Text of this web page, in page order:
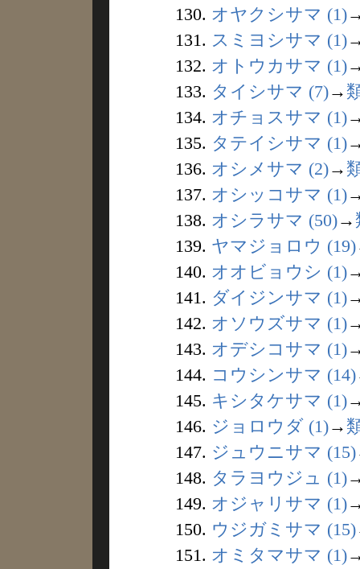
130. オヤクシサマ (1)
131. スミヨシサマ (1)
132. オトウカサマ (1)
133. タイシサマ (7)→
134. オチョスサマ (1)
135. タテイシサマ (1)
136. オシメサマ (2)→
137. オシッコサマ (1)
138. オシラサマ (50)→
139. ヤマジョロウ (19)
140. オオビョウシ (1)
141. ダイジンサマ (1)
142. オソウズサマ (1)
143. オデシコサマ (1)
144. コウシンサマ (14)
145. キシタケサマ (1)
146. ジョロウダ (1)→
147. ジュウニサマ (15)
148. タラヨウジュ (1)
149. オジャリサマ (1)
150. ウジガミサマ (15)
151. オミタマサマ (1)